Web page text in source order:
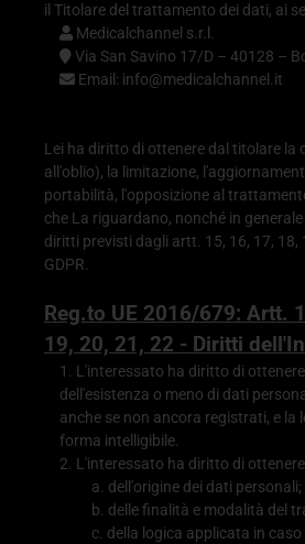
il Titolare del trattamento dei dati, ai
Medicalchannel s.r.l.
Via San Savino 17/D – 40128 –
Email: info@medicalchannel.it
Lei ha diritto di ottenere dal titolare la
all'oblio), la limitazione,
portabilità, l'opposizione al
che La riguardano, nonché in
diritti previsti dagli artt. 15, 16, 17, 18,
GDPR.
Reg.to UE 2016/679: Artt.
19, 20, 21, 22 - Diritti
L'interessato ha diritto di
dell'esistenza o meno di dati
anche se non ancora registrati, e la
forma intelligibile.
L'interessato ha diritto di
dell'origine dei dati personali;
delle finalità e modalità del
della logica applicata in